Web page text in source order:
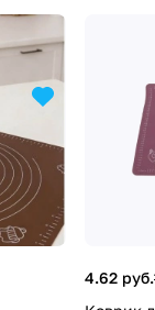
4.62 руб.